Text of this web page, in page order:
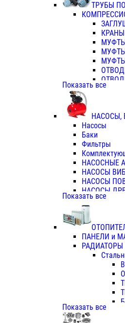
Хоз.
ЭЛ.
ТРУБЫ
ТРУБЫ
ТРУБЫ
Показать все
НАСОСЫ,
Насосы
Баки
Фильтры
НАСОСНЫЕ
НАСОСЫ
НАСОСЫ
НАСОСЫ
НАСОСЫ
НАСОСЫ
Показать все
ПАНЕЛИ и
Показать все